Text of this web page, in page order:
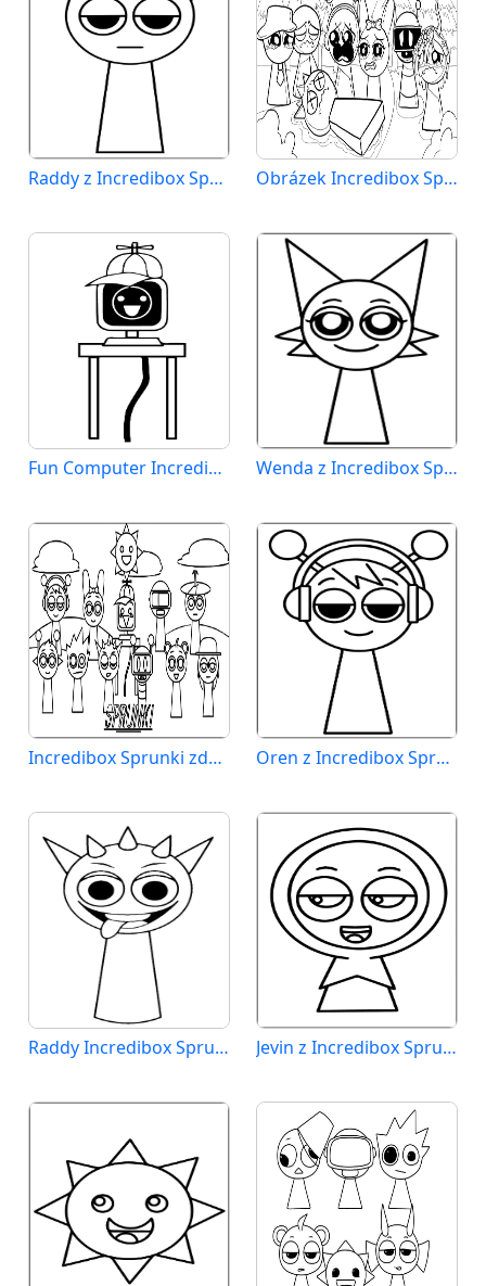
Raddy z Incredibox Sprunki Obrázek Incredibox Sprunki
Fun Computer Incredibox Sprunki Wenda z Incredibox Sprunki
Incredibox Sprunki zdarma Oren z Incredibox Sprunki
Raddy Incredibox Sprunki Jevin z Incredibox Sprunki